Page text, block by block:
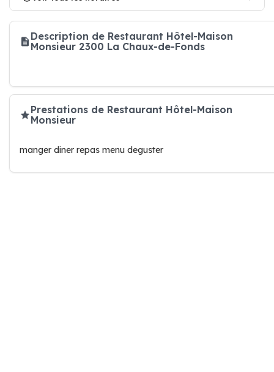
Description de Restaurant Hôtel-Maison
Monsieur 2300 La Chaux-de-Fonds
Prestations de Restaurant Hôtel-Maison
Monsieur
manger diner repas menu deguster